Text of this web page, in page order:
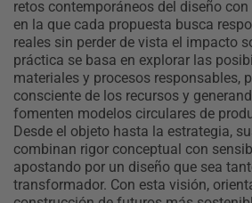
retos contemporáneos del diseño
en la que cada propuesta busca
reales sin perder de vista el impacto
práctica se basa en explorar las
materiales y procesos responsables,
consciente de los recursos y
fomenten modelos circulares de
Desde el objeto hasta la estrategia,
combinan rigor conceptual con
apostando por un diseño que sea
transformador. Con esta visión,